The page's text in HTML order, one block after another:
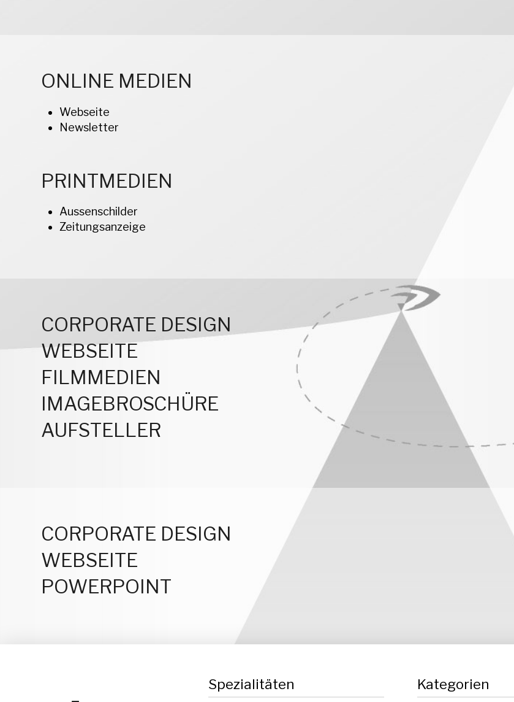
ONLINE MEDIEN
Webseite
Newsletter
PRINTMEDIEN
Aussenschilder
Zeitungsanzeige
CORPORATE DESIGN
WEBSEITE
FILMMEDIEN
IMAGEBROSCHÜRE
AUFSTELLER
CORPORATE DESIGN
WEBSEITE
POWERPOINT
Spezialitäten Kategorien